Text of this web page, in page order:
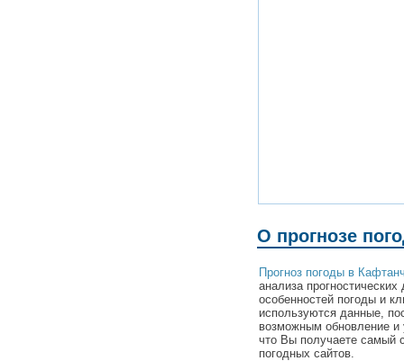
О прогнозе
Прогноз погоды в
анализа
особенностей погоды и
используются данные,
возможным обновление и
что Вы получаете самый
погодных сайтов.